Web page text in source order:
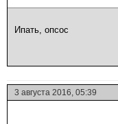
Ипать, опсос
3 августа 2016, 05:39